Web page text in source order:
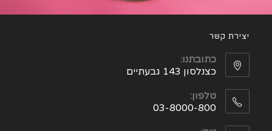
יצירת קשר
כתובתנו:
כצנלסון 143 גבעתיים
טלפון:
03-8000-800